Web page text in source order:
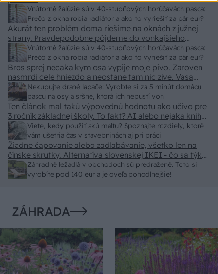
Vnútorné žalúzie sú v 40-stupňových horúčavách pasca:
Prečo z okna robia radiátor a ako to vyriešiť za pár eur?
Vnútorné žalúzie sú v 40-stupňových horúčavách pasca:
Prečo z okna robia radiátor a ako to vyriešiť za pár eur?
Akurát ten problém doma riešime na oknách z južnej
strany. Pravdepodobne pôjdeme do vonkajšieho
tienenia na spôsob markízy 250x150cm. Čínsky
predajcovia idú okolo 100 eur kus.
Nekupujte drahé lapače: Vyrobte si za 5 minút domácu
pascu na osy a sršne, ktorá ich nepustí von
Bros sprej necaka kym osa vypije moje pivo. Zaroven
nasmrdi cele hniezdo a neostane tam nic zive. Vasa
pasca naucinke moc efektivne. Skor pritiahne slimaky
Viete, kedy použiť akú maltu? Spoznajte rozdiely, ktoré
vám ušetria čas v stavebninách aj pri práci
Ten článok mal takú výpovednú hodnotu ako učivo pre
3 ročník základnej školy. To fakt? AI alebo nejaka kniha
z VŠ? Dnešné rychlotvrdnuce malty - pevnosť 40 Mpa a
doba schnutia tak 15 minut , k tomu vodotesné s
kryštálikou. A rozdiel - schnutie a zretie. Nič?
Záhradné ležadlá v obchodoch sú predražené. Toto si
vyrobíte pod 140 eur a je oveľa pohodlnejšie!
Žiadne čapovanie alebo zadlabávanie, všetko len na
čínske skrutky. Alternatíva slovenskej IKEI - čo sa týka
pevnosti. Autor si nedal veľa námahy s remeselným
spracovaním, škoda. No lepšie než ten odpad z DTD
ZÁHRADA